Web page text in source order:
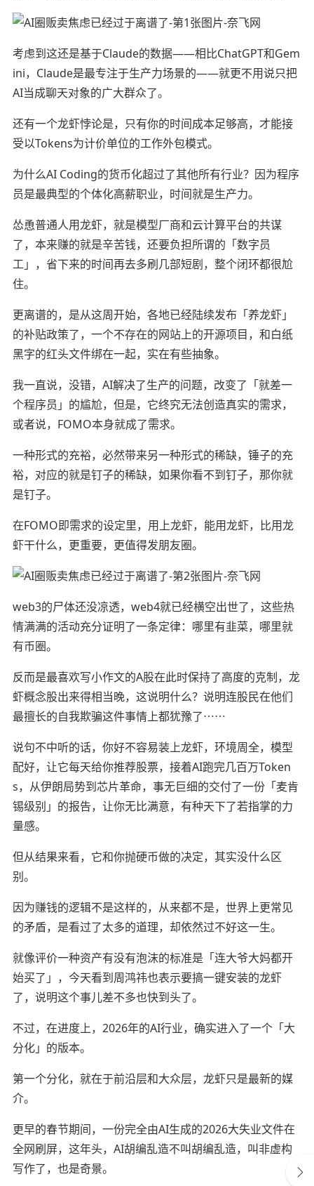
考虑到这还是基于Claude的数据——相比ChatGPT和Gem
ini，Claude是最专注于生产力场景的——就更不用说只把
AI当成聊天对象的广大群众了。
还有一个龙虾悖论是，只有你的时间成本足够高，才能接
受以Tokens为计价单位的工作外包模式。
为什么AI Coding的货币化超过了其他所有行业？因为程序
员是最典型的个体化高薪职业，时间就是生产力。
怂恿普通人用龙虾，就是模型厂商和云计算平台的共谋
了，本来赚的就是辛苦钱，还要负担所谓的「数字员
工」，省下来的时间再去多刷几部短剧，整个闭环都很尬
住。
更离谱的，是从这周开始，各地已经陆续发布「养龙虾」
的补贴政策了，一个不存在的网站上的开源项目，和白纸
黑字的红头文件绑在一起，实在有些抽象。
我一直说，没错，AI解决了生产的问题，改变了「就差一
个程序员」的尴尬，但是，它终究无法创造真实的需求，
或者说，FOMO本身就成了需求。
一种形式的充裕，必然带来另一种形式的稀缺，锤子的充
裕，对应的就是钉子的稀缺，如果你看不到钉子，那你就
是钉子。
在FOMO即需求的设定里，用上龙虾，能用龙虾，比用龙
虾干什么，更重要，更值得发朋友圈。
web3的尸体还没凉透，web4就已经横空出世了，这些热
情满满的活动充分证明了一条定律：哪里有韭菜，哪里就
有币圈。
反而是最喜欢写小作文的A股在此时保持了高度的克制，龙
虾概念股出来得相当晚，这说明什么？说明连股民在他们
最擅长的自我欺骗这件事情上都犹豫了⋯⋯
说句不中听的话，你好不容易装上龙虾，环境周全，模型
配好，让它每天给你推荐股票，接着AI跑完几百万Token
s，从伊朗局势到芯片革命，事无巨细的交付了一份「麦肯
锡级别」的报告，让你无比满意，有种天下了若指掌的力
量感。
但从结果来看，它和你抛硬币做的决定，其实没什么区
别。
因为赚钱的逻辑不是这样的，从来都不是，世界上更常见
的矛盾，是看过了太多的道理，却依然过不好这一生。
就像评价一种资产有没有泡沫的标准是「连大爷大妈都开
始买了」，今天看到周鸿祎也表示要搞一键安装的龙虾
了，说明这个事儿差不多也快到头了。
不过，在进度上，2026年的AI行业，确实进入了一个「大
分化」的版本。
第一个分化，就在于前沿层和大众层，龙虾只是最新的媒
介。
更早的春节期间，一份完全由AI生成的2026大失业文件在
全网刷屏，这年头，AI胡编乱造不叫胡编乱造，叫非虚构
写作了，也是奇景。